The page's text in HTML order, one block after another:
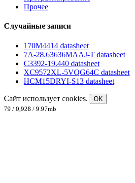
Прочее
Случайные записи
170M4414 datasheet
7A-28.63636MAAJ-T datasheet
C3392-19.440 datasheet
XC9572XL-5VQG64C datasheet
HCM15DRYI-S13 datasheet
Сайт использует cookies.
OK
79 / 0,928 / 9.97mb